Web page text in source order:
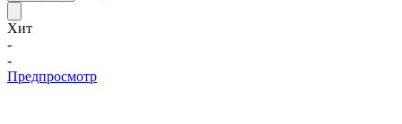
Хит
-
-
Предпросмотр